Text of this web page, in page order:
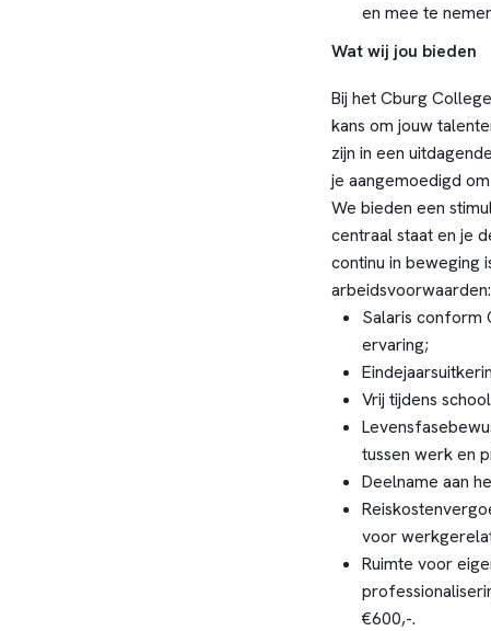
en mee te
Wat wij jou bieden
Bij het Cburg
kans om jouw
zijn in een
je aangemoedigd
We bieden een
centraal staat en je
continu in beweging
arbeidsvoorwaarden:
Salaris conform
ervaring;
Vrij tijdens
tussen werk en
Deelname aan
voor
Ruimte voor
€600,-.